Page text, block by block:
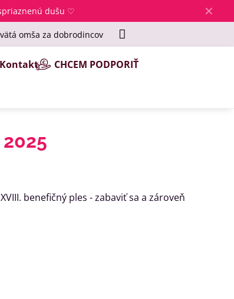
✕
dušu ♡
omša za dobrodincov
Kontakt CHCEM PODPORIŤ
benefičný ples - zabaviť sa a zároveň